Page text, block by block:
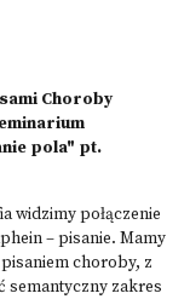
Choroby
pola" pt.
widzimy połączenie
– pisanie. Mamy
choroby, z
semantyczny zakres